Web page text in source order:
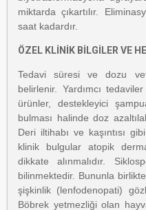
miktarda çıkartılır.
saat kadardır.
ÖZEL KLİNİK BİLGİLER VE
Tedavi süresi ve dozu
belirlenir. Yardımcı
ürünler, destekleyici
bulması halinde doz
Deri iltihabı ve kaşıntısı
klinik bulgular atopik
dikkate alınmalıdır.
bilinmektedir. Bununla
şişkinlik (lenfodenopati)
Böbrek yetmezliği olan